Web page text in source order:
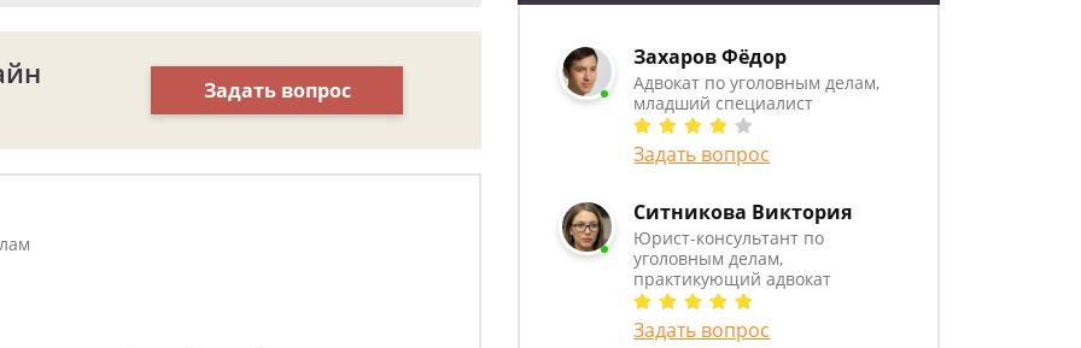
Задать вопрос
Захаров Фёдор
Адвокат по уголовным делам,
младший специалист
Задать вопрос
Ситникова Виктория
Юрист-консультант по
уголовным делам,
практикующий адвокат
Задать вопрос